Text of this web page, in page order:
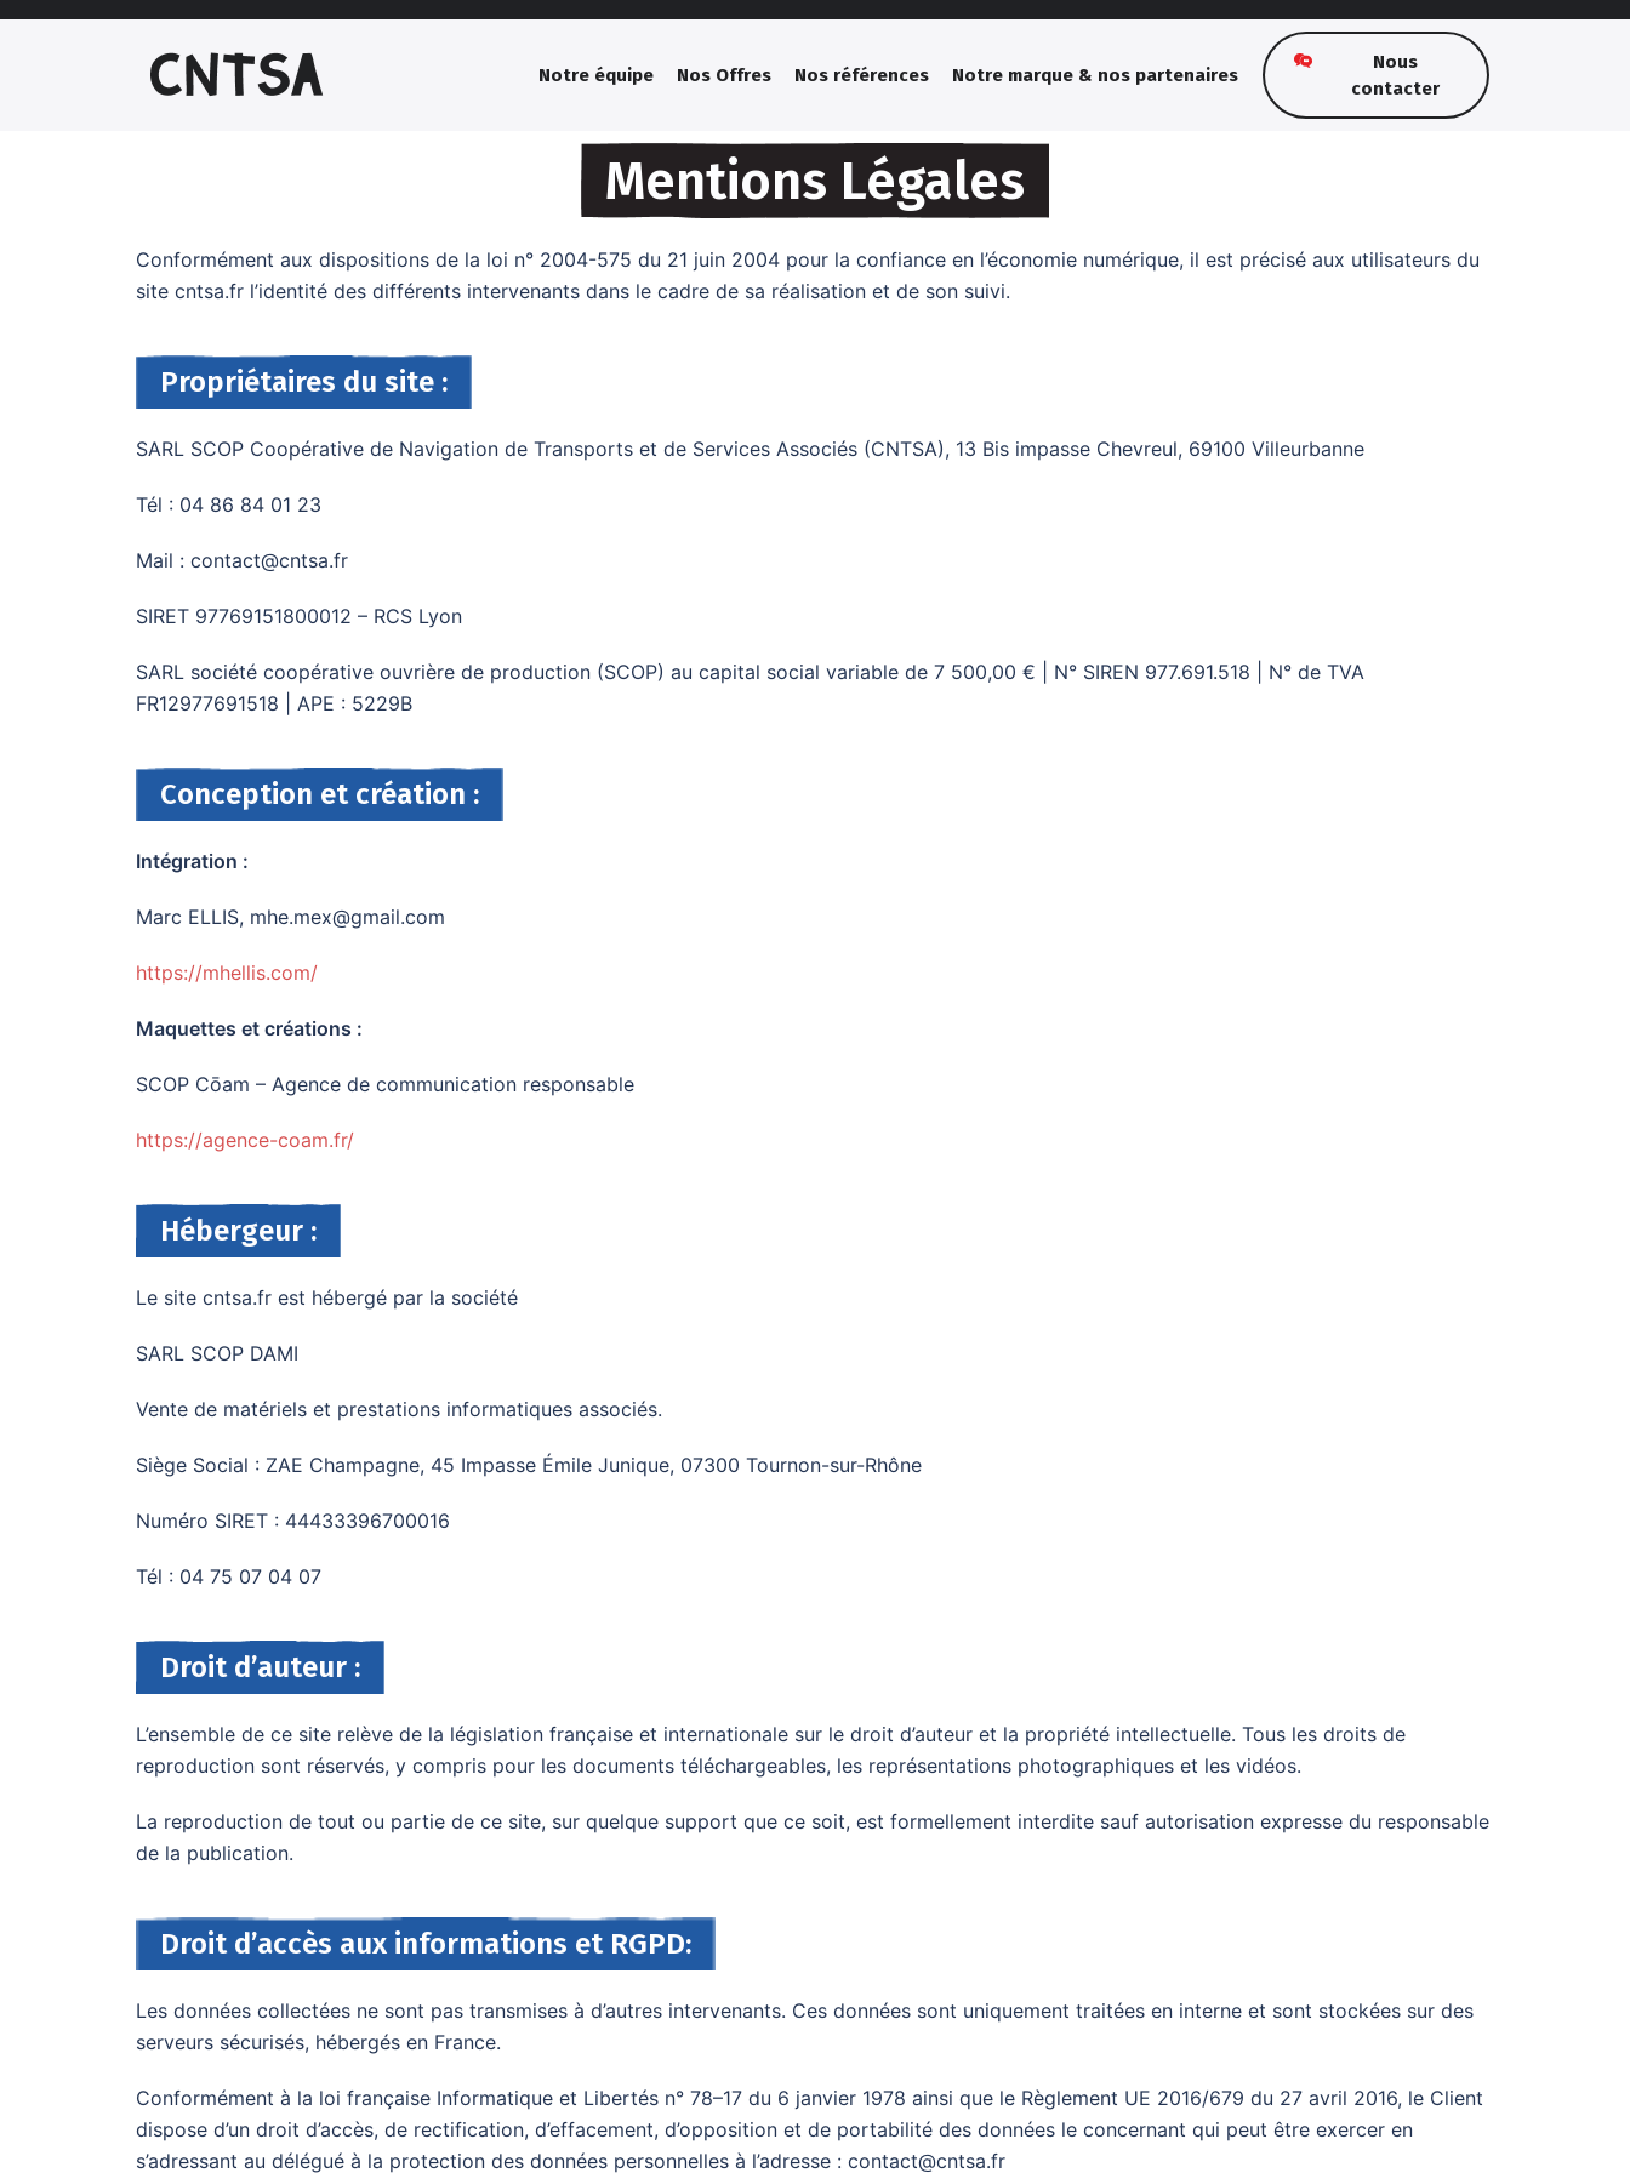
Notre équipe Nos Offres Nos références Notre marque & nos partenaires
Nous
contacter
Mentions Légales
Conformément aux dispositions de la loi n° 2004-575 du 21 juin 2004 pour la confiance en l’économie numérique, il est précisé aux utilisateurs du
site cntsa.fr l’identité des différents intervenants dans le cadre de sa réalisation et de son suivi.
Propriétaires du site :
SARL SCOP Coopérative de Navigation de Transports et de Services Associés (CNTSA), 13 Bis impasse Chevreul, 69100 Villeurbanne
Tél : 04 86 84 01 23
Mail : contact@cntsa.fr
SIRET 97769151800012 – RCS Lyon
SARL société coopérative ouvrière de production (SCOP) au capital social variable de 7 500,00 € | N° SIREN 977.691.518 | N° de TVA
FR12977691518 | APE : 5229B
Conception et création :
Intégration :
Marc ELLIS, mhe.mex@gmail.com
https://mhellis.com/
Maquettes et créations :
SCOP Cōam – Agence de communication responsable
https://agence-coam.fr/
Hébergeur :
Le site cntsa.fr est hébergé par la société
SARL SCOP DAMI
Vente de matériels et prestations informatiques associés.
Siège Social : ZAE Champagne, 45 Impasse Émile Junique, 07300 Tournon-sur-Rhône
Numéro SIRET : 44433396700016
Tél : 04 75 07 04 07
Droit d’auteur :
L’ensemble de ce site relève de la législation française et internationale sur le droit d’auteur et la propriété intellectuelle. Tous les droits de
reproduction sont réservés, y compris pour les documents téléchargeables, les représentations photographiques et les vidéos.
La reproduction de tout ou partie de ce site, sur quelque support que ce soit, est formellement interdite sauf autorisation expresse du responsable
de la publication.
Droit d’accès aux informations et RGPD:
Les données collectées ne sont pas transmises à d’autres intervenants. Ces données sont uniquement traitées en interne et sont stockées sur des
serveurs sécurisés, hébergés en France.
Conformément à la loi française Informatique et Libertés n° 78–17 du 6 janvier 1978 ainsi que le Règlement UE 2016/679 du 27 avril 2016, le Client
dispose d’un droit d’accès, de rectification, d’effacement, d’opposition et de portabilité des données le concernant qui peut être exercer en
s’adressant au délégué à la protection des données personnelles à l’adresse : contact@cntsa.fr